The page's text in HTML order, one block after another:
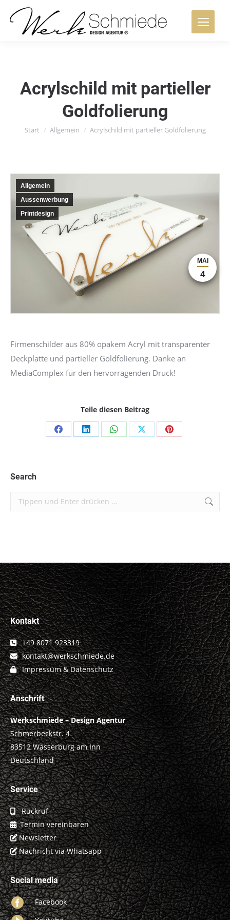
Acrylschild mit partieller
Goldfolierung
Sie befinden sich hier:
Start Allgemein Acrylschild mit partieller Goldfolierung
MAI
4
Allgemein
Aussenwerbung
Printdesign
Firmenschilder aus 80% opakem Acryl mit transparenter
Deckplatte und partieller Goldfolierung. Danke an
MediaComplex für den hervorragenden Druck!
Teile diesen Beitrag
Share Share Share Share Share
Search
Search:
Kontakt
+49 8071 923319
kontakt@werkschmiede.de
Impressum & Datenschutz
Anschrift
Werkschmiede – Design Agentur
Schmerbeckstr. 4
83512 Wasserburg am Inn
Deutschland
Service
Rückruf
Termin vereinbaren
Newsletter
Nachricht via Whatsapp
Social media
Facebook